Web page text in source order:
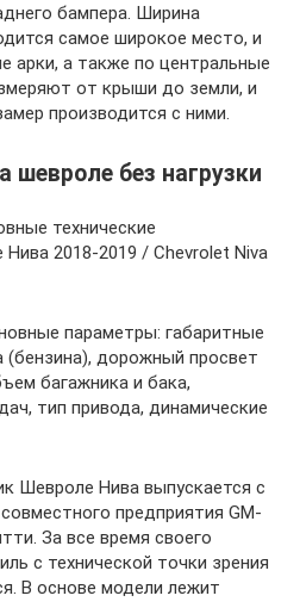
бампера. Ширина
самое широкое место, и
арки, а также по центральные
от крыши до земли, и
производится с ними.
шевроле без нагрузки
технические
2018-2019 / Chevrolet Niva
параметры: габаритные
(бензина), дорожный просвет
багажника и бака,
тип привода, динамические
Шевроле Нива выпускается с
предприятия GM-
За все время своего
с технической точки зрения
В основе модели лежит